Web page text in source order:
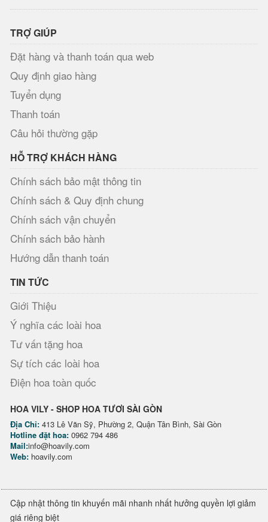
TRỢ GIÚP
Đặt hàng và thanh toán qua web
Quy định giao hàng
Tuyển dụng
Thanh toán
Câu hỏi thường gặp
HỖ TRỢ KHÁCH HÀNG
Chính sách bảo mật thông tin
Chính sách & Quy định chung
Chính sách vận chuyển
Chính sách bảo hành
Hướng dẫn thanh toán
TIN TỨC
Giới Thiệu
Ý nghĩa các loài hoa
Tư vấn tặng hoa
Sự tích các loài hoa
Điện hoa toàn quốc
HOA VILY - SHOP HOA TƯƠI SÀI GÒN
Địa Chỉ: 413 Lê Văn Sỹ, Phường 2, Quận Tân Bình, Sài Gòn
Hotline đặt hoa: 0962 794 486
Mail:info@hoavily.com
Web: hoavily.com
Cập nhật thông tin khuyến mãi nhanh nhất hưởng quyền lợi giảm
giá riêng biệt